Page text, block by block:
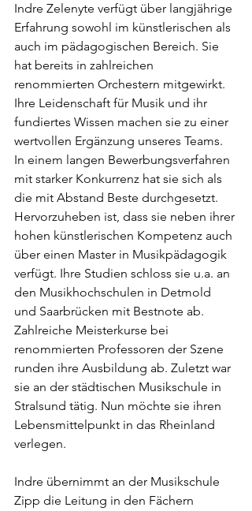
Indre Zelenyte verfügt über langjährige
Erfahrung sowohl im künstlerischen als
auch im pädagogischen Bereich. Sie
hat bereits in zahlreichen
renommierten Orchestern mitgewirkt.
Ihre Leidenschaft für Musik und ihr
fundiertes Wissen machen sie zu einer
wertvollen Ergänzung unseres Teams.
In einem langen Bewerbungsverfahren
mit starker Konkurrenz hat sie sich als
die mit Abstand Beste durchgesetzt.
Hervorzuheben ist, dass sie neben ihrer
hohen künstlerischen Kompetenz auch
über einen Master in Musikpädagogik
verfügt. Ihre Studien schloss sie u.a. an
den Musikhochschulen in Detmold
und Saarbrücken mit Bestnote ab.
Zahlreiche Meisterkurse bei
renommierten Professoren der Szene
runden ihre Ausbildung ab. Zuletzt war
sie an der städtischen Musikschule in
Stralsund tätig. Nun möchte sie ihren
Lebensmittelpunkt in das Rheinland
verlegen.
Indre übernimmt an der Musikschule
Zipp die Leitung in den Fächern